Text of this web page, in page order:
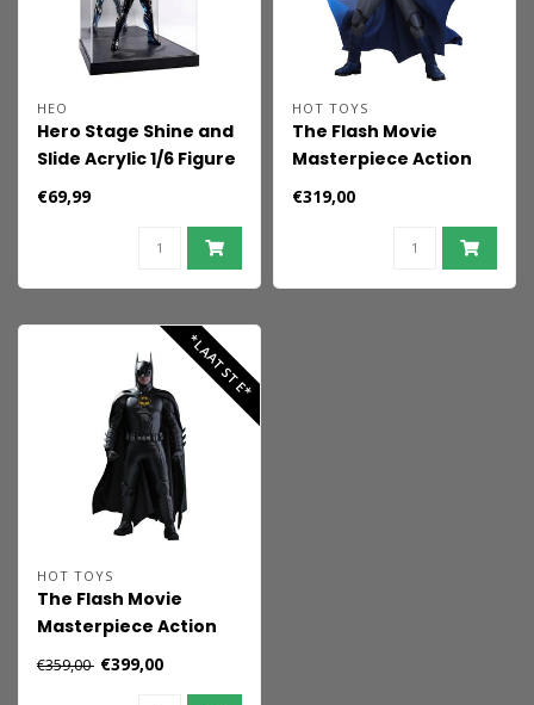
HEO
Hero Stage Shine and
Slide Acrylic 1/6 Figure
Display Case
€69,99
HOT TOYS
The Flash Movie
Masterpiece Action
Figure 1/6 Batman
Limited Edition Hot
Toys Exclusive 30 cm
€319,00
*LAATSTE*
HOT TOYS
The Flash Movie
Masterpiece Action
Figure 1/6 Batman
€359,00 €399,00